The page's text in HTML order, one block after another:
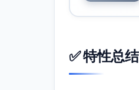
✅ 特性总结